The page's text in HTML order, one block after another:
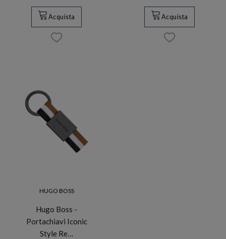
Acquista Acquista
HUGO BOSS
Hugo Boss -
Portachiavi Iconic
Style Re…